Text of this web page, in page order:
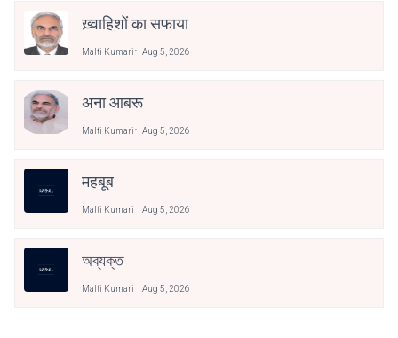
ख़्वाहिशों का सफाया
Malti Kumari Aug 5, 2026
अना आबरू
Malti Kumari Aug 5, 2026
महबूब
Malti Kumari Aug 5, 2026
অব্যক্ত
Malti Kumari Aug 5, 2026